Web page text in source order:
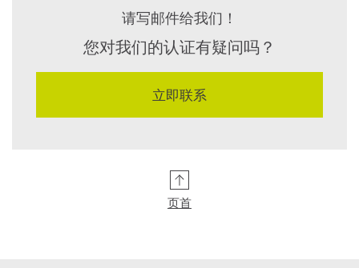
请写邮件给我们！
您对我们的认证有疑问吗？
立即联系
页首